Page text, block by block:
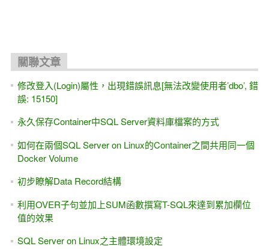
關聯文章
修改登入(Login)屬性，出現錯誤訊息[無法改變使用者’dbo’, 錯
誤: 15150]
永久保存Container中SQL Server資料庫檔案的方式
如何在兩個SQL Server on Linux的Container之間共用同一個
Docker Volume
初步瞭解Data Record結構
利用OVER子句並加上SUM函數撰寫T-SQL來達到累加欄位
值的效果
SQL Server on Linux之主體環境設定